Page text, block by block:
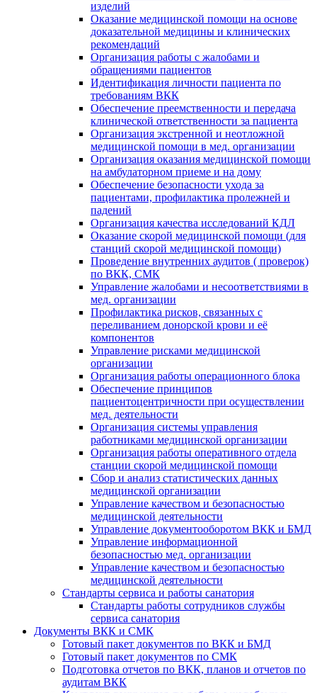
изделий
Оказание медицинской помощи на основе
доказательной медицины и клинических
рекомендаций
Организация работы с жалобами и
обращениями пациентов
Идентификация личности пациента по
требованиям ВКК
Обеспечение преемственности и передача
клинической ответственности за пациента
Организация экстренной и неотложной
медицинской помощи в мед. организации
Организация оказания медицинской помощи
на амбулаторном приеме и на дому
Обеспечение безопасности ухода за
пациентами, профилактика пролежней и
падений
Организация качества исследований КДЛ
Оказание скорой медицинской помощи (для
станций скорой медицинской помощи)
Проведение внутренних аудитов ( проверок)
по ВКК, СМК
Управление жалобами и несоответствиями в
мед. организации
Профилактика рисков, связанных с
переливанием донорской крови и её
компонентов
Управление рисками медицинской
организации
Организация работы операционного блока
Обеспечение принципов
пациентоцентричности при осуществлении
мед. деятельности
Организация системы управления
работниками медицинской организации
Организация работы оперативного отдела
станции скорой медицинской помощи
Сбор и анализ статистических данных
медицинской организации
Управление качеством и безопасностью
медицинской деятельности
Управление документооборотом ВКК и БМД
Управление информационной
безопасностью мед. организации
Управление качеством и безопасностью
медицинской деятельности
Стандарты сервиса и работы санатория
Стандарты работы сотрудников службы
сервиса санатория
Документы ВКК и СМК
Готовый пакет документов по ВКК и БМД
Готовый пакет документов по СМК
Подготовка отчетов по ВКК, планов и отчетов по
аудитам ВКК